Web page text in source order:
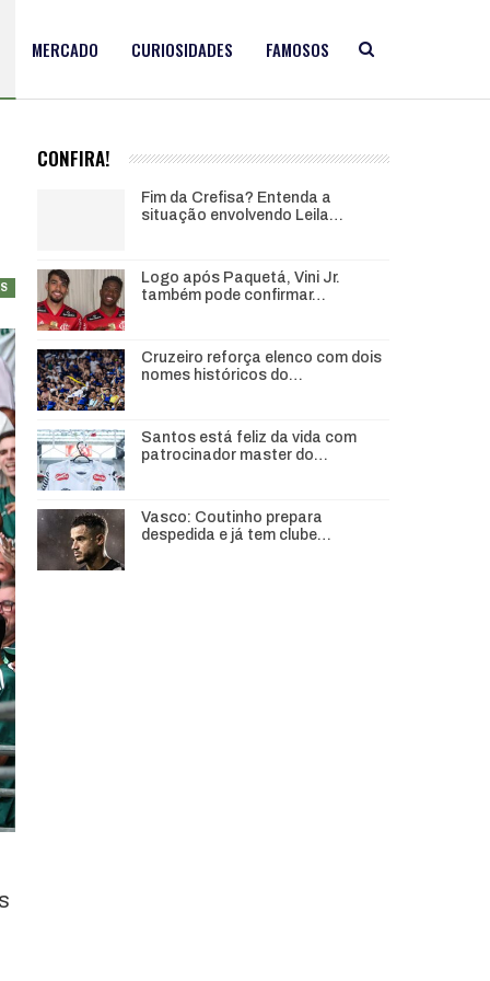
MERCADO CURIOSIDADES FAMOSOS
CONFIRA!
Fim da Crefisa? Entenda a
situação envolvendo Leila…
Logo após Paquetá, Vini Jr.
também pode confirmar…
Cruzeiro reforça elenco com dois
nomes históricos do…
Santos está feliz da vida com
patrocinador master do…
Vasco: Coutinho prepara
despedida e já tem clube…